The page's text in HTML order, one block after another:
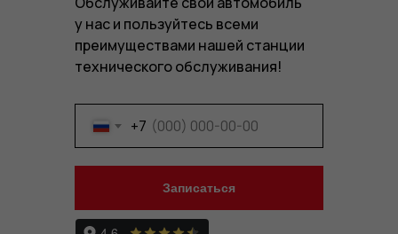
у нас и пользуйтесь всеми
преимуществами нашей станции
технического обслуживания!
+7
Записаться